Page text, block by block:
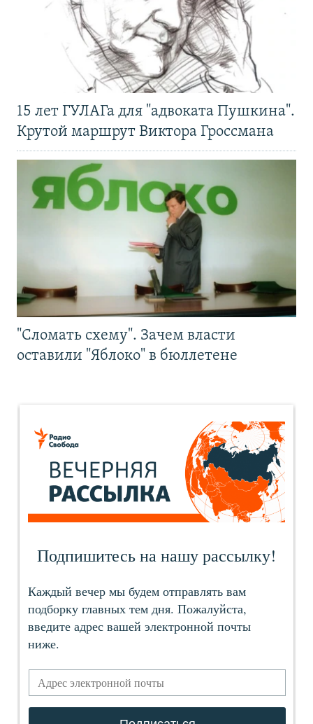
15 лет ГУЛАГа для "адвоката Пушкина".
Крутой маршрут Виктора Гроссмана
"Сломать схему". Зачем власти
оставили "Яблоко" в бюллетене